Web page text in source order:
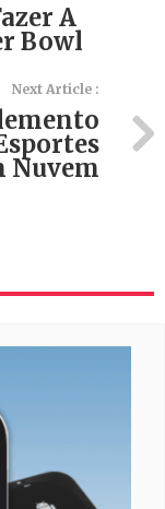
A
Bowl
Next Article :
Nuvem